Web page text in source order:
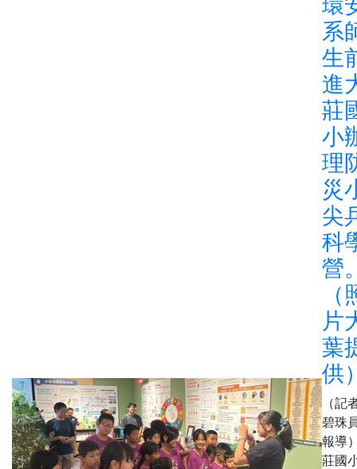
系
生
進
莊
小
理
災
尖
科
營
（
片
葉
供
（記
碧珠
報導
莊國